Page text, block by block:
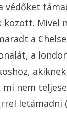
védőket
között. Mivel
a
a
mi nem
letámadni